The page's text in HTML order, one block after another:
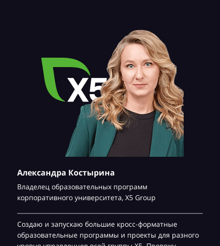
Александра Костырина
Владелец образовательных программ
корпоративного университета, Х5 Group
Создаю и запускаю большие кросс-форматные
образовательные программы и проекты для разного